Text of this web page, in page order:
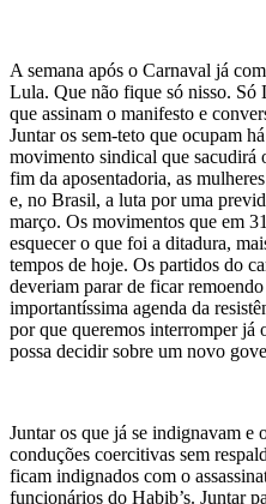
A semana após o Carnaval já
Lula. Que não fique só nisso. Só
que assinam o manifesto e
Juntar os sem-teto que ocupam
movimento sindical que sacudirá
fim da aposentadoria, as
e, no Brasil, a luta por uma
março. Os movimentos que em
esquecer o que foi a ditadura,
tempos de hoje. Os partidos do
deveriam parar de ficar
importantíssima agenda da
por que queremos interromper
possa decidir sobre um novo
Juntar os que já se indignavam e
conduções coercitivas sem
ficam indignados com o
funcionários do Habib’s. Juntar